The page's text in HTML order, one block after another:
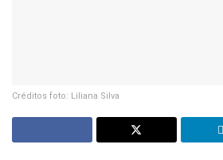
Créditos foto: Liliana Silva